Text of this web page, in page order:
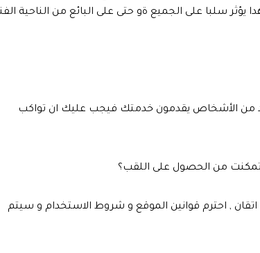
يقومون بخدمات خرافية مقابل سعر 5 دولار وهدا يؤثر سلبا على الجميع ةو حتى على البائع من الناحية
من الأشخاص يقدمون خدمتك فيجب عليك ان تواكب
تمكنت من الحصول على اللقب؟
, احترم قوانين الموقع و شروط الاستخدام و سيتم